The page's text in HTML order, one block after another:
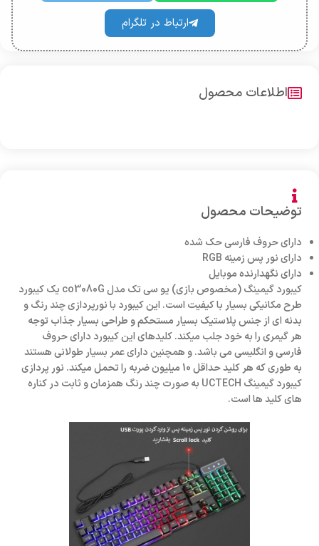
ارتباط در تلگرام
توضیحات محصول
دارای حروف فارسی حک شده
دارای نور پس زمینه RGB
دارای نگهدارنده موبایل
کیبورد گیمینگ (مخصوص بازی) یو سی تک مدل co3080G یک کیبورد
طرح مکانیکی بسیار با کیفیت است. این کیبورد با نورپردازی چند رنگ و
بدنه ای از جنس پلاستیک بسیار مستحکم و طراحی بسیار جذاب توجه
هر گیمری را به خود جلب میکند. کلیدهای این کیبورد دارای حروف
فارسی و انگلیسی می باشد. و همچنین دارای عمر بسیار طولانی هستند
به طوری که هر کلید حداقل 10 میلیون ضربه را تحمل میکند. نور پردازی
کیبورد گیمینگ UCTECH به صورت چند رنگ همزمان و ثابت در کناره
های کلید ها است.
اطلاعات محصول